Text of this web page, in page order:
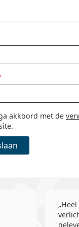
akkoord met de